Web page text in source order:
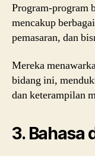
Program-program
mencakup
pemasaran, dan
Mereka
bidang ini,
dan keterampilan
3. Bahasa